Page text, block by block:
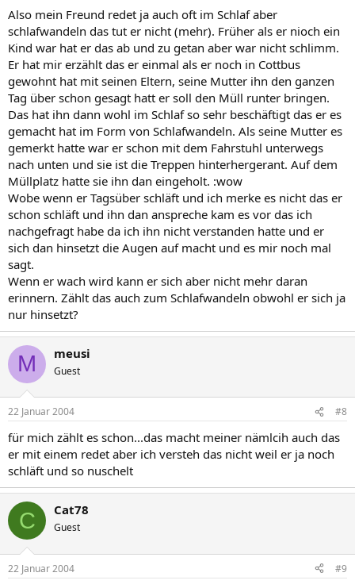
Also mein Freund redet ja auch oft im Schlaf aber
schlafwandeln das tut er nicht (mehr). Früher als er nioch ein
Kind war hat er das ab und zu getan aber war nicht schlimm.
Er hat mir erzählt das er einmal als er noch in Cottbus
gewohnt hat mit seinen Eltern, seine Mutter ihn den ganzen
Tag über schon gesagt hatt er soll den Müll runter bringen.
Das hat ihn dann wohl im Schlaf so sehr beschäftigt das er es
gemacht hat im Form von Schlafwandeln. Als seine Mutter es
gemerkt hatte war er schon mit dem Fahrstuhl unterwegs
nach unten und sie ist die Treppen hinterhergerant. Auf dem
Müllplatz hatte sie ihn dan eingeholt. :wow
Wobe wenn er Tagsüber schläft und ich merke es nicht das er
schon schläft und ihn dan anspreche kam es vor das ich
nachgefragt habe da ich ihn nicht verstanden hatte und er
sich dan hinsetzt die Augen auf macht und es mir noch mal
sagt.
Wenn er wach wird kann er sich aber nicht mehr daran
erinnern. Zählt das auch zum Schlafwandeln obwohl er sich ja
nur hinsetzt?
M meusi
Guest
22 Januar 2004 #8
für mich zählt es schon...das macht meiner nämlcih auch das
er mit einem redet aber ich versteh das nicht weil er ja noch
schläft und so nuschelt
C Cat78
Guest
22 Januar 2004 #9